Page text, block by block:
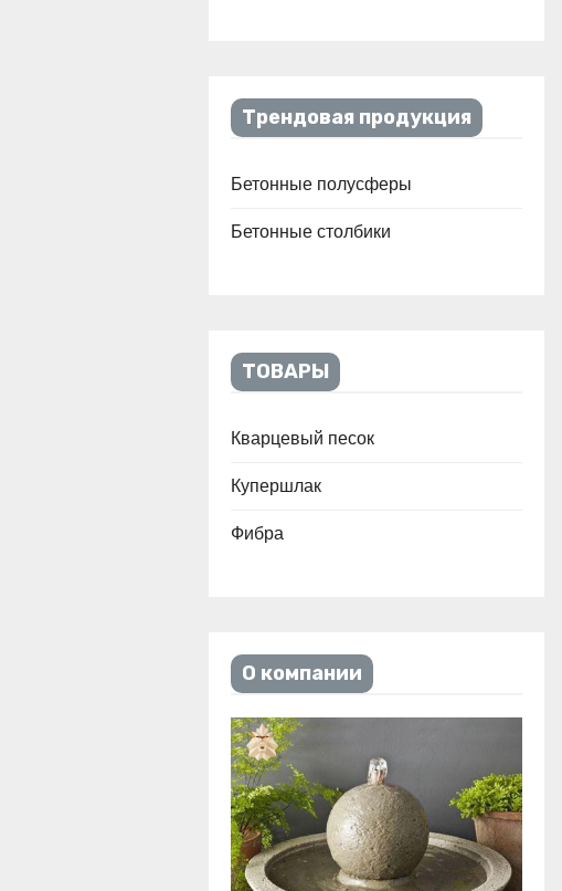
Трендовая продукция
Бетонные полусферы
Бетонные столбики
ТОВАРЫ
Кварцевый песок
Купершлак
Фибра
О компании